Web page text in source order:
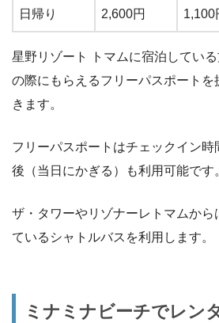
日帰り 2,600円 1,100
星野リゾート トマムに宿泊してい
の際にもらえるフリーパスポート
きます。
フリーパスポートはチェックイン時
後（当日にかぎる）も利用可能です
ザ・タワーやリゾナーレトマムから
ているシャトルバスを利用します。
ミナミナビーチでレン